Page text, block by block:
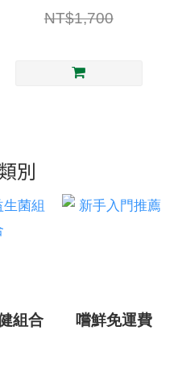
NT$1,700
別
組合 嚐鮮免運費